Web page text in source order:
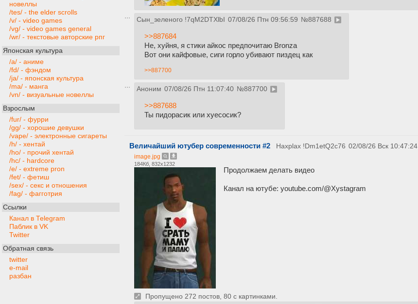
новеллы
/tes/ - the elder scrolls
/v/ - video games
/vg/ - video games general
/wr/ - текстовые авторские рпг
Японская культура
/a/ - аниме
/fd/ - фэндом
/ja/ - японская культура
/ma/ - манга
/vn/ - визуальные новеллы
Взрослым
/fur/ - фурри
/gg/ - хорошие девушки
/vape/ - электронные сигареты
/h/ - хентай
/ho/ - прочий хентай
/hc/ - hardcore
/e/ - extreme pron
/fet/ - фетиш
/sex/ - секс и отношения
/fag/ - фагготрия
Ссылки
Канал в Telegram
Паблик в VK
Twitter
Обратная связь
twitter
e-mail
разбан
Сын_зеленого !7qM2DTXlbI 07/08/26 Птн 09:56:59 №887688
>>887684
Не, хуйня, я стики айкос предпочитаю Bronza
Вот они кайфовые, сиги горло убивают пиздец как
>>887700
Аноним 07/08/26 Птн 11:07:40 №887700
>>887688
Ты пидорасик или хуесосик?
Величайший ютубер современности #2 Haxplax !Dm1etQ2c76 02/08/26 Вск 10:47:24
image.jpg
184Кб, 832x1232
Продолжаем делать видео
Канал на ютубе: youtube.com/@Xystagram
Пропущено 272 постов, 80 с картинками.